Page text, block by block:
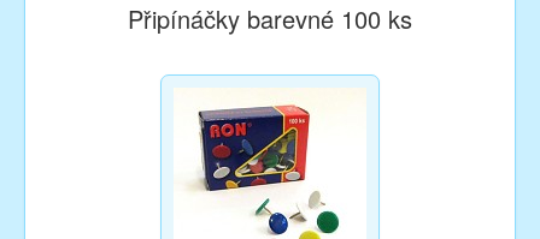
Připínáčky barevné 100 ks